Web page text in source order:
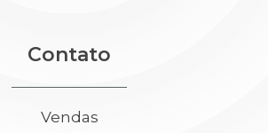
Contato
Vendas